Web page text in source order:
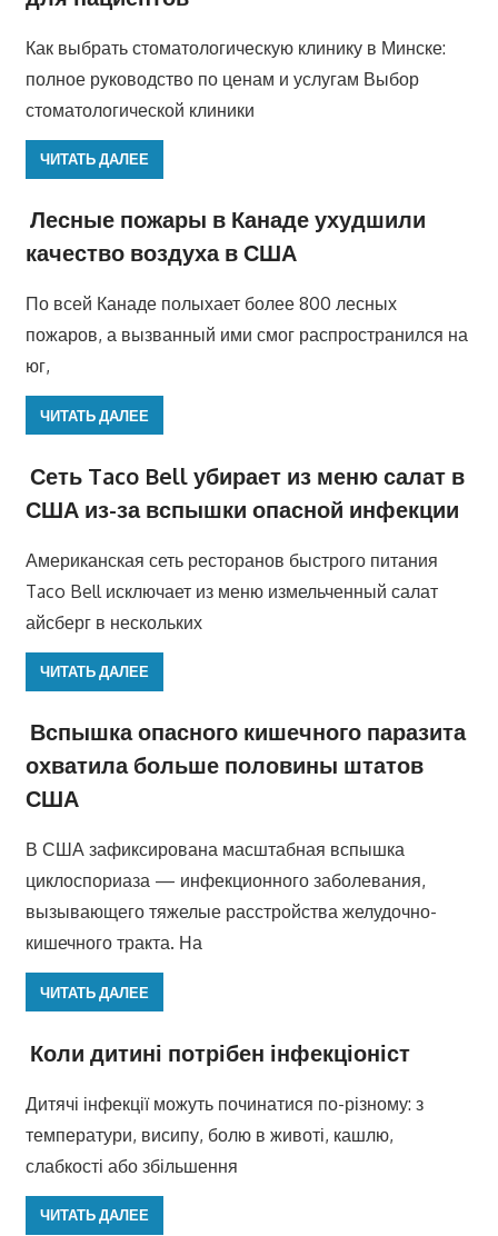
Как выбрать стоматологическую клинику в Минске:
полное руководство по ценам и услугам Выбор
стоматологической клиники
ЧИТАТЬ ДАЛЕЕ
Лесные пожары в Канаде ухудшили
качество воздуха в США
По всей Канаде полыхает более 800 лесных
пожаров, а вызванный ими смог распространился на
юг,
ЧИТАТЬ ДАЛЕЕ
Сеть Taco Bell убирает из меню салат в
США из-за вспышки опасной инфекции
Американская сеть ресторанов быстрого питания
Taco Bell исключает из меню измельченный салат
айсберг в нескольких
ЧИТАТЬ ДАЛЕЕ
Вспышка опасного кишечного паразита
охватила больше половины штатов
США
В США зафиксирована масштабная вспышка
циклоспориаза — инфекционного заболевания,
вызывающего тяжелые расстройства желудочно-
кишечного тракта. На
ЧИТАТЬ ДАЛЕЕ
Коли дитині потрібен інфекціоніст
Дитячі інфекції можуть починатися по-різному: з
температури, висипу, болю в животі, кашлю,
слабкості або збільшення
ЧИТАТЬ ДАЛЕЕ